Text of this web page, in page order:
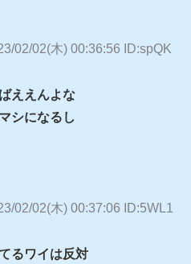
02/02(木) 00:36:56 ID:spQK
ええんよな
シになるし
02/02(木) 00:37:06 ID:5WL1
るワイは反対